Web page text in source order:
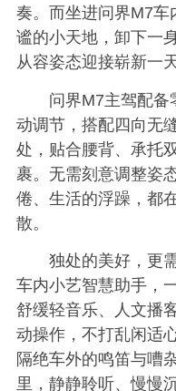
奏。而坐进问界M7
谧的小天地，卸下一
从容姿态迎接崭新一天
问界M7主驾配备
动调节，搭配四向无
处，贴合腰背、承托
裹。无需刻意调整姿
倦、生活的浮躁，都
散。
独处的美好，更
车内小艺智慧助手，
舒缓轻音乐、人文播
动操作，不打乱闲适
隔绝车外的鸣笛与嘈
里，静静聆听、慢慢